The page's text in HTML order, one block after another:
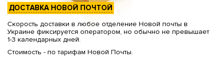
ДОСТАВКА НОВОЙ ПОЧТОЙ
Скорость доставки в любое отделение Новой почты в
Украине фиксируется оператором, но обычно не превышает
1-3 календарных дней.
Стоимость - по тарифам Новой Почты.